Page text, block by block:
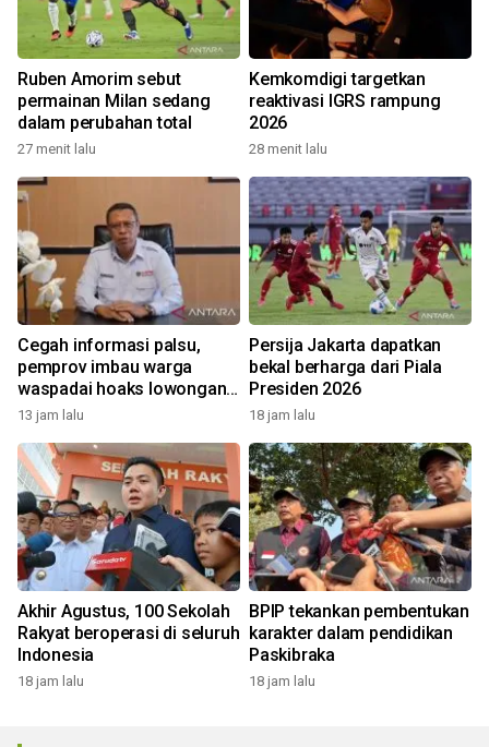
Ruben Amorim sebut
permainan Milan sedang
dalam perubahan total
27 menit lalu
Kemkomdigi targetkan
reaktivasi IGRS rampung
2026
28 menit lalu
Cegah informasi palsu,
pemprov imbau warga
waspadai hoaks lowongan
kerja Blok Masela
13 jam lalu
Persija Jakarta dapatkan
bekal berharga dari Piala
Presiden 2026
18 jam lalu
Akhir Agustus, 100 Sekolah
Rakyat beroperasi di seluruh
Indonesia
18 jam lalu
BPIP tekankan pembentukan
karakter dalam pendidikan
Paskibraka
18 jam lalu